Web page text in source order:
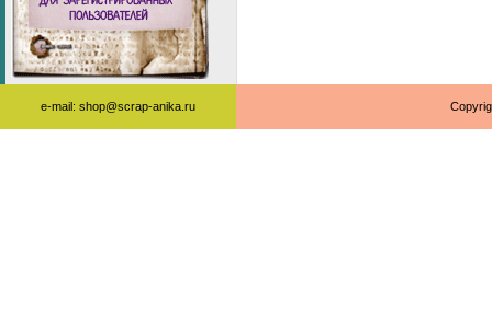
e-mail: shop@scrap-anika.ru